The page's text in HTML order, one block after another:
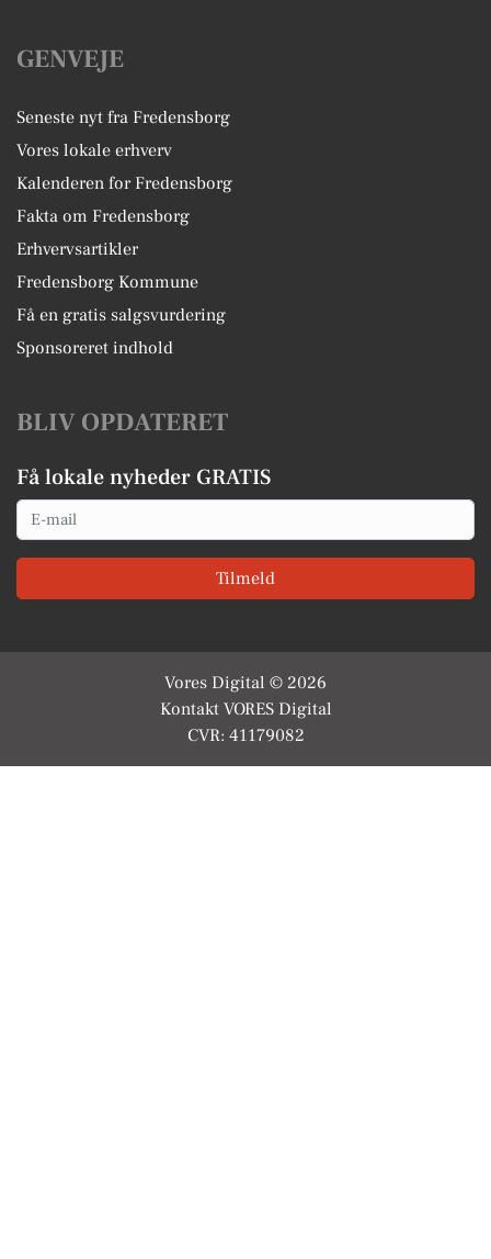
GENVEJE
Seneste nyt fra Fredensborg
Vores lokale erhverv
Kalenderen for Fredensborg
Fakta om Fredensborg
Erhvervsartikler
Fredensborg Kommune
Få en gratis salgsvurdering
Sponsoreret indhold
BLIV OPDATERET
Få lokale nyheder GRATIS
Email
Tilmeld
Vores Digital © 2026
Kontakt VORES Digital
CVR: 41179082